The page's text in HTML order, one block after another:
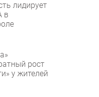
лидирует
в
рост
у жителей